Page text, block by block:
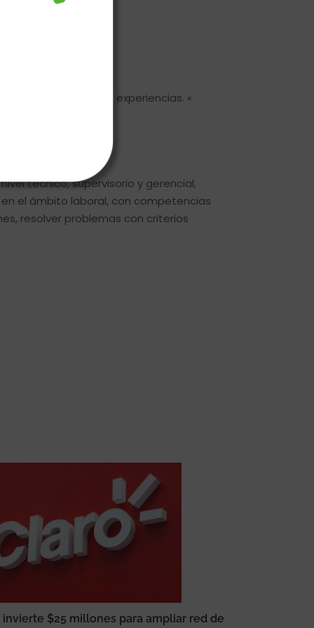
enriquecedoras experiencias. «
técnico, supervisorio y gerencial,
el ámbito laboral, con competencias
resolver problemas con criterios
invierte $25 millones para ampliar red de